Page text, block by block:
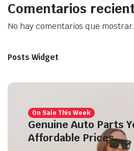
Comentarios
No hay comentarios que mostrar.
Posts Widget
On Sale This Week
Genuine Auto Parts
Affordable Prices